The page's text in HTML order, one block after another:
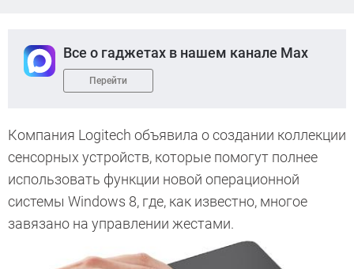
Все о гаджетах в нашем канале Max
Перейти
Компания Logitech объявила о создании коллекции
сенсорных устройств, которые помогут полнее
использовать функции новой операционной
системы Windows 8, где, как известно, многое
завязано на управлении жестами.